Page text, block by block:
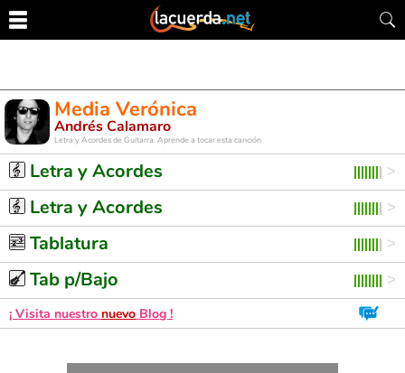
Media Verónica
Andrés Calamaro
Letra y Acordes de Guitarra. Aprende a tocar esta canción
Letra y Acordes
Letra y Acordes
Tablatura
Tab p/Bajo
¡ Visita nuestro nuevo Blog !